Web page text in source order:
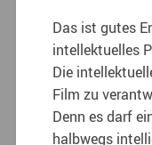
Das ist gutes
intellektuelles
Die
Film zu
Denn es darf
halbwegs